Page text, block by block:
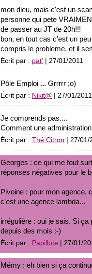
mon dieu, mais c'est un
personne qui pete
de passer au JT de 20h!!!
bon, en tout cas c'est un
compris le probleme, et il
Écrit par : pat' | 27/01/2011
Pôle Emploi ... Grrrrr ;o)
Écrit par : Nikit@ | 27/01/2011
Je comprends pas....
Comment une
Écrit par : Thé Citron | 27/01/
Georges : ce qui me fout
réponses négatives pour le
Pivoine : pour mon agence,
c'est une agence lambda...
irrégulière : oui je sais. Si
depuis des mois :-)
Écrit par : Papillote | 27/01/
Mémy : eh bien si ça